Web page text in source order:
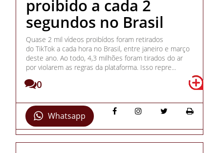
proibido a cada 2
segundos no Brasil
Quase 2 mil vídeos proibídos foram retirados
do TikTok a cada hora no Brasil, entre janeiro e março
deste ano. Ao todo, 4,3 milhões foram tirados do ar
por violarem as regras da plataforma. Isso repre...
0
Whatsapp